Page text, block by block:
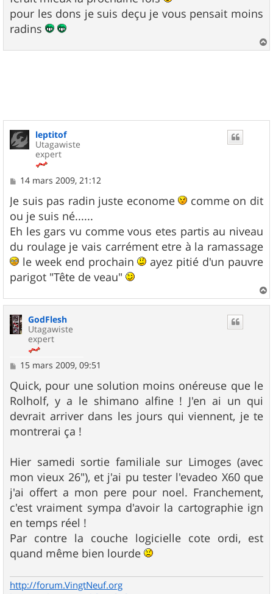
pour les dons je suis deçu je vous pensait moins
radins
a
leptitof
Utagawiste
expert
M
s
s
a
g
e
14 mars 2009, 21:12
Je suis pas radin juste econome
comme on dit
ou je suis né......
Eh les gars vu comme vous etes partis au niveau
du roulage je vais carrément etre à la ramassage
le week end prochain
ayez pitié d'un pauvre
parigot "Tête de veau"
a
GodFlesh
Utagawiste
expert
M
s
s
a
g
e
15 mars 2009, 09:51
Quick, pour une solution moins onéreuse que le
Rolholf, y a le shimano alfine ! J'en ai un qui
devrait arriver dans les jours qui viennent, je te
montrerai ça !
Hier samedi sortie familiale sur Limoges (avec
mon vieux 26"), et j'ai pu tester l'evadeo X60 que
j'ai offert a mon pere pour noel. Franchement,
c'est vraiment sympa d'avoir la cartographie ign
en temps réel !
Par contre la couche logicielle cote ordi, est
quand même bien lourde
http://forum.VingtNeuf.org